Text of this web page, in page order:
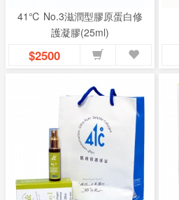
園
說
41℃ No.3滋潤型膠原蛋白修
護凝膠(25ml)
$2500